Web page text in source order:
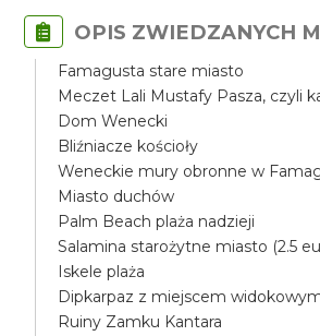
OPIS ZWIEDZANYCH
Famagusta stare miasto
Meczet Lali Mustafy Pasza, czyli
Dom Wenecki
Bliźniacze kościoły
Weneckie mury obronne w
Miasto duchów
Palm Beach plaża nadzieji
Salamina starożytne miasto (2.5
Iskele plaża
Dipkarpaz z miejscem
Ruiny Zamku Kantara